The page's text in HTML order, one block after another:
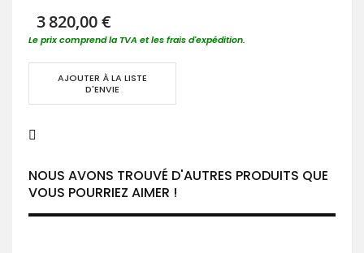
3 820,00 €
Le prix comprend la TVA et les frais d'expédition.
AJOUTER À LA LISTE
D'ENVIE
NOUS AVONS TROUVÉ D'AUTRES PRODUITS QUE
VOUS POURRIEZ AIMER !